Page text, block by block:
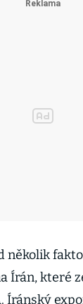
několik
Írán, které
Íránský